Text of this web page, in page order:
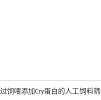
饲喂添加Cry蛋白的人工饲料